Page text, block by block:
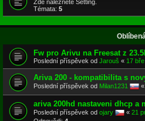
Zde naleznete Setting.
Témata: 5
Fw pro Arivu na Freesat z
Poslední příspěvek od Jarouš « 17
Ariva 200 - kompatibilita s
Poslední příspěvek od Milan1231 «
ariva 200hd nastaveni dhcp a
Poslední příspěvek od ojary « 21